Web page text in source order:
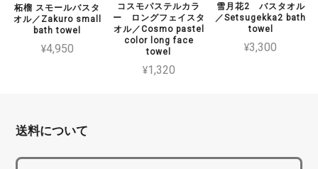
柘榴 スモールバスタ
オル／Zakuro small
bath towel
¥4,950
コスモパステルカラ
ー ロングフェイスタ
オル／Cosmo pastel
color long face
towel
¥1,320
雪月花2 バスタオル
／Setsugekka2 bath
towel
¥3,300
送料について